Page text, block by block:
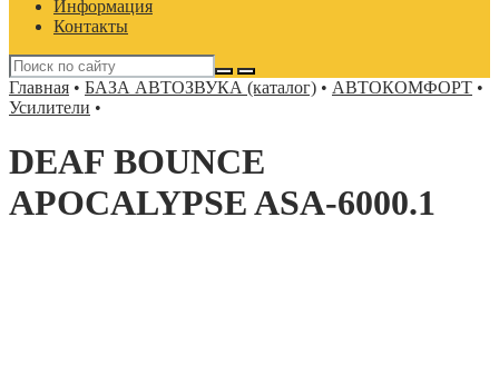
Информация
Контакты
Главная • БАЗА АВТОЗВУКА (каталог) • АВТОКОМФОРТ •
Усилители •
DEAF BOUNCE
APOCALYPSE ASA-6000.1